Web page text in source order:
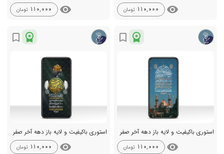
visibility
110,000 تومان visibility
110,000 تومان
workspace_premium
bookmark_border
استوری باکیفیت و لایه باز دهه آخر صفر
visibility
110,000 تومان
workspace_premium
bookmark_border
استوری باکیفیت و لایه باز دهه آخر صفر
visibility
110,000 تومان